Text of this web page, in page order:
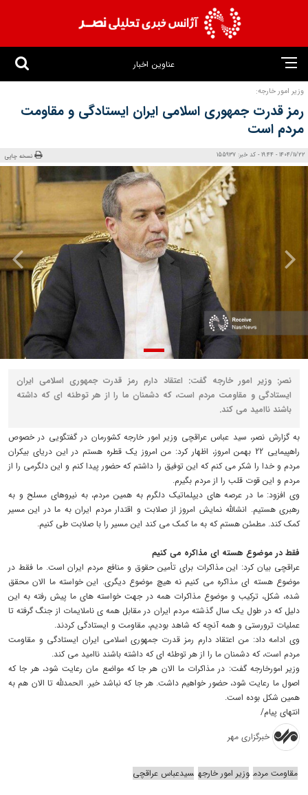
عناوین اخبار
وزیر امور خارجه:
رمز قدرت جمهوری اسلامی ایران ایستادگی و مقاومت
مردم است
1404/11/22 - 19:44 - کد خبر: 155937 نسخه چاپی
نصر: وزیر امور خارجه گفت: اعتقاد دارم رمز قدرت جمهوری اسلامی ایران
ایستادگی و مقاومت مردم است، که دشمنان ما را از هر توطئه ای که داشته
باشند ناامید می کند.
به گزارش نصر، سید عباس عراقچی وزیر امور خارجه کشورمان در گفتگویی در خصوص
راهپیمایی 22 بهمن امروز، اظهار کرد: من امروز یک قطره هستم در این دریای بیکران
مردم و خدا را شکر می کنم که این توفیق را داشتم که حضور پیدا کنم و این دلگرمی را از
مردم و این قوت قلب را از مردم بگیرم.
وی افزود: ما در عرصه های دیپلماتیک دلگرم به همین مردم، به نیروهای مسلح و به
رهبری هستیم. انشالله نمایش امروز از صلابت و اقتدار مردم ایران به ما در این مسیر
کمک کند. مطمئن هستم که به ما کمک می کند این مسیر را با صلابت طی کنیم.
فقط در موضوع هسته ای مذاکره می کنیم
عراقچی بیان کرد: این مذاکرات برای تأمین حقوق و منافع مردم ایران است. ما فقط در
موضوع هسته ای مذاکره می کنیم نه هیچ موضوع دیگری. این خواسته ما الان محقق
شده، شکل، ترکیب و موضوع مذاکرات همه در جهت خواسته های ما پیش رفته به این
دلیل که در طول یک سال گذشته مردم ایران در مقابل همه ی ناملایمات از جنگ گرفته تا
عملیات ترورستی و همه آنچه که شاهد بودیم، مقاومت و ایستادگی کردند.
وی ادامه داد: من اعتقاد دارم رمز قدرت جمهوری اسلامی ایران ایستادگی و مقاومت
مردم است، که دشمنان ما را از هر توطئه ای که داشته باشند ناامید می کند.
وزیر امورخارجه گفت: در مذاکرات ما الان هر جا که مواضع مان رعایت شود، هر جا که
اصول ما رعایت شود، حضور خواهیم داشت. هر جا که نباشد خیر. الحمدلله تا الان هم به
همین شکل بوده است.
انتهای پیام/
خبرگزاری مهر
مقاومت مردم وزیر امور خارجه سیدعباس عراقچی